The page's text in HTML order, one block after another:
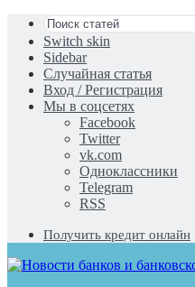
Switch skin
Sidebar
Случайная статья
Вход / Регистрация
Мы в соцсетях
Facebook
Twitter
vk.com
Одноклассники
Telegram
RSS
Получить кредит онлайн